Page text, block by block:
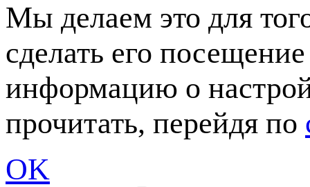
Мы делаем это для
сделать его
информацию о
прочитать, перейдя по
OK